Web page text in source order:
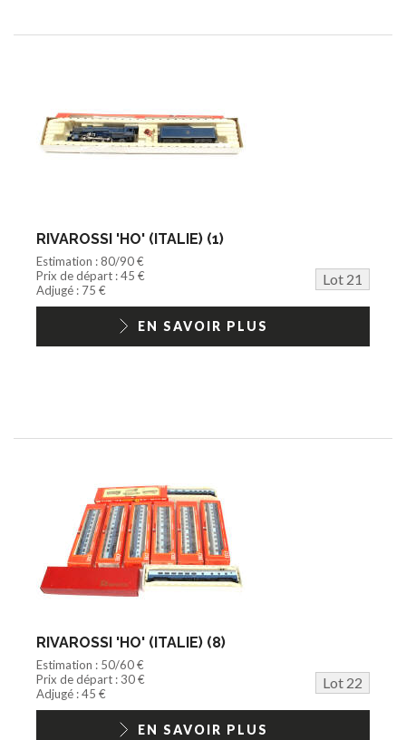
RIVAROSSI 'HO' (ITALIE) (1)
Estimation : 80/90 €
Prix de départ : 45 €
Lot 21
Adjugé : 75 €
EN SAVOIR PLUS
RIVAROSSI 'HO' (ITALIE) (8)
Estimation : 50/60 €
Prix de départ : 30 €
Lot 22
Adjugé : 45 €
EN SAVOIR PLUS